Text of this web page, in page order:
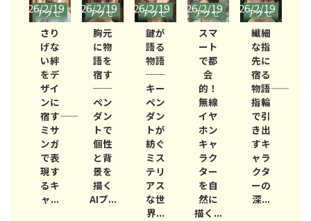
アクセ
サリー
2026/2/19
さり
げな
い絆
をデ
ザイ
ンに
宿す――
ミサ
ンガ
で表
現す
るキ
ャ...
アクセ
サリー
2026/2/19
胸元
に物
語を
宿す
──
ペン
ダン
トで
個性
と背
景を
描く
AIプ...
アクセ
サリー
2026/2/19
鍵が
語る
物語
──
キー
ペン
ダン
トが
紡ぐ
ミス
テリ
アス
な世
界...
アクセ
サリー
2026/2/19
スマ
ート
で都
会
的！
無線
イヤ
ホン
キャ
ラク
ター
を自
然に
描く...
アクセ
サリー
2026/2/19
繊細
な指
先に
宿る
物語――
指輪
で引
き出
すキ
ャラ
クタ
ーの
深...